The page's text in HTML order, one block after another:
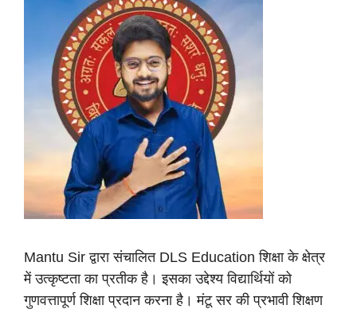
Mantu Sir द्वारा संचालित DLS Education शिक्षा के क्षेत्र
में उत्कृष्टता का प्रतीक है। इसका उद्देश्य विद्यार्थियों को
गुणवत्तापूर्ण शिक्षा प्रदान करना है। मंटू सर की प्रभावी शिक्षण